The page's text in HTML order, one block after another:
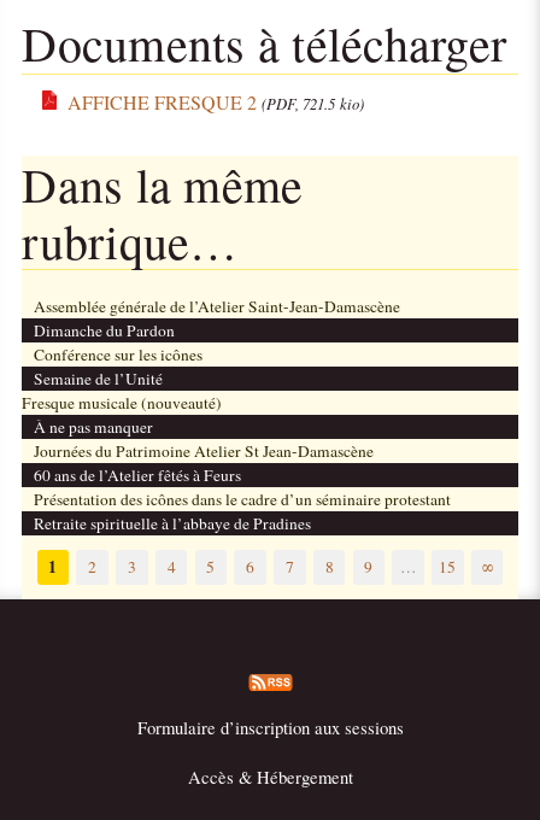
Documents à télécharger
AFFICHE FRESQUE 2 (PDF, 721.5 kio)
Dans la même
rubrique…
Assemblée générale de l’Atelier Saint-Jean-Damascène
Dimanche du Pardon
Conférence sur les icônes
Semaine de l’Unité
Fresque musicale (nouveauté)
À ne pas manquer
Journées du Patrimoine Atelier St Jean-Damascène
60 ans de l’Atelier fêtés à Feurs
Présentation des icônes dans le cadre d’un séminaire protestant
Retraite spirituelle à l’abbaye de Pradines
1 2 3 4 5 6 7 8 9 … 15 ∞
Formulaire d’inscription aux sessions
Accès & Hébergement